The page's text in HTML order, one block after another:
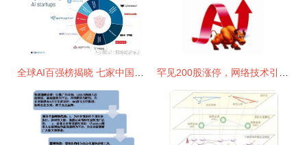
全球AI百强榜揭晓 七家中国企业强势入围，旷视科技、出门问问、今日头条领衔 罕见200股涨停，网络技术引领“不是牛市胜似牛市”行情